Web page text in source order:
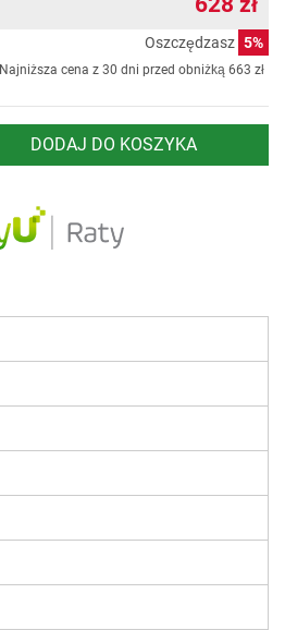
Oszczędzasz 5%
Najniższa cena z 30 dni przed obniżką 663 zł
DODAJ DO KOSZYKA